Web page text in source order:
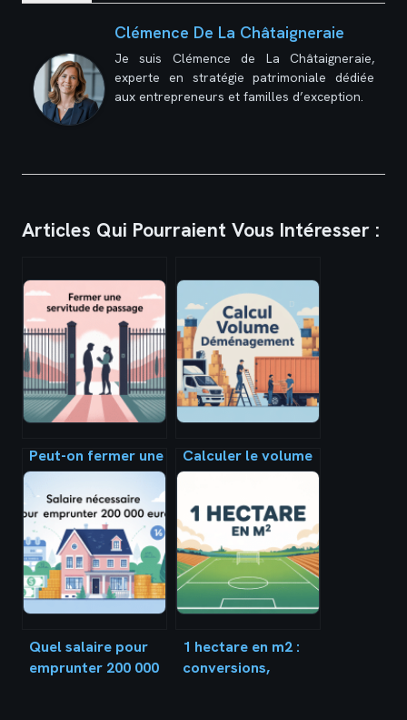
Clémence De La Châtaigneraie
Je suis Clémence de La Châtaigneraie,
experte en stratégie patrimoniale dédiée
aux entrepreneurs et familles d’exception.
Articles Qui Pourraient Vous Intéresser :
Peut-on fermer une
servitude de
passage sans
perdre ses droits ?
Calculer le volume
pour
méthode simple et
outils pratiques
Quel salaire pour
emprunter 200 000
1 hectare en m2 :
conversions,